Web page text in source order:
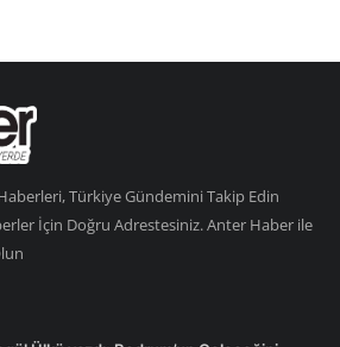
Türkiye Gündemini Takip Edin
İçin Doğru Adrestesiniz. Anter Haber ile